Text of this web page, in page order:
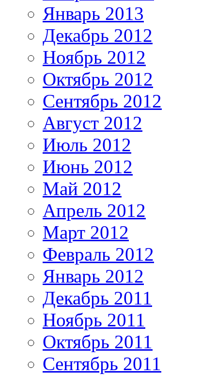
Январь 2013
Декабрь 2012
Ноябрь 2012
Октябрь 2012
Сентябрь 2012
Август 2012
Июль 2012
Июнь 2012
Май 2012
Апрель 2012
Март 2012
Февраль 2012
Январь 2012
Декабрь 2011
Ноябрь 2011
Октябрь 2011
Сентябрь 2011